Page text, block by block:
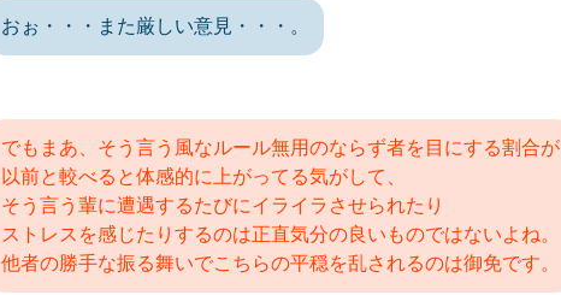
おぉ・・・また厳しい意見・・・。
でもまあ、そう言う風なルール無用のならず者を目にする割合が
以前と較べると体感的に上がってる気がして、
そう言う輩に遭遇するたびにイライラさせられたり
ストレスを感じたりするのは正直気分の良いものではないよね。
他者の勝手な振る舞いでこちらの平穏を乱されるのは御免です。